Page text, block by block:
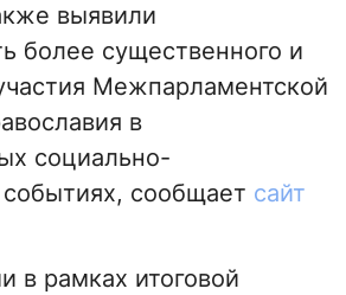
выявили
более существенного и
Межпарламентской
в
социально-
сообщает сайт
в рамках итоговой